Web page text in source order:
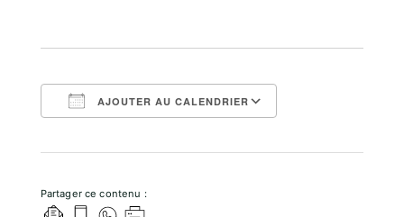
AJOUTER AU CALENDRIER
Partager ce contenu :